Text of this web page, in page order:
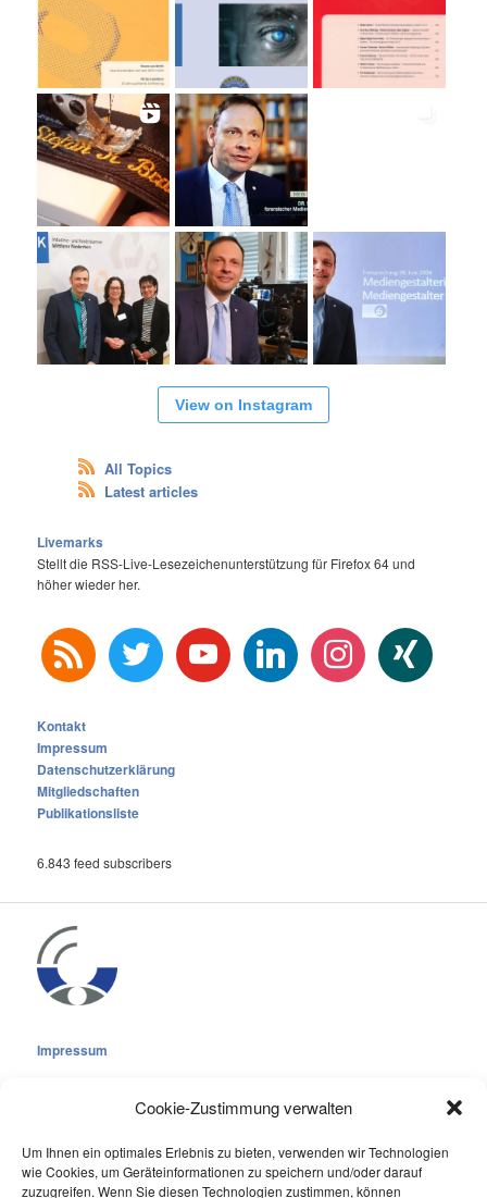
Cookie-Zustimmung verwalten
Um Ihnen ein optimales Erlebnis zu bieten, verwenden wir Technologien
wie Cookies, um Geräteinformationen zu speichern und/oder darauf
zuzugreifen. Wenn Sie diesen Technologien zustimmen, können
View on Instagram
All Topics
Latest articles
Livemarks
Stellt die RSS-Live-Lesezeichenunterstützung für Firefox 64 und
höher wieder her.
rss twitter youtube linkedin instagram xing
Kontakt
Impressum
Datenschutzerklärung
Mitgliedschaften
Publikationsliste
6.843 feed subscribers
Impressum
Cookie-Richtlinie (EU)